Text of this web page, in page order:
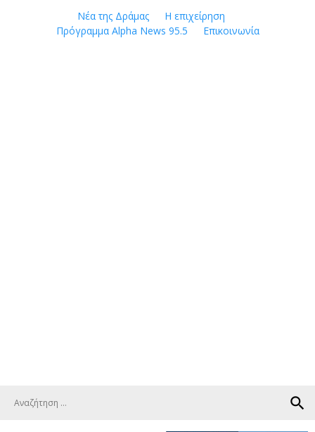
Νέα της Δράμας
Η επιχείρηση
Πρόγραμμα Alpha News 95.5
Επικοινωνία
search